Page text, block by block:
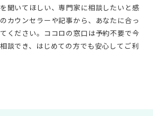
聞いてほしい、専門家に相談したいと感
カウンセラーや記事から、あなたに合っ
ください。ココロの窓口は予約不要で今
談でき、はじめての方でも安心してご利